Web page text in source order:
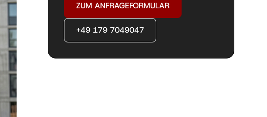
ZUM ANFRAGEFORMULAR
+49 179 7049047